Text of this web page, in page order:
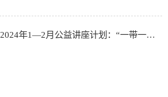
专利文献馆2024年1—2月公益讲座计划：“一带一路”国家知识产权实务专题